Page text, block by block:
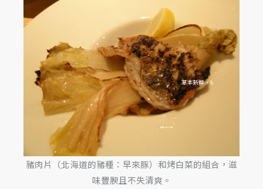
豬肉片（北海道的豬種：早來豚）和烤白菜的組合，滋
味豐腴且不失清爽。